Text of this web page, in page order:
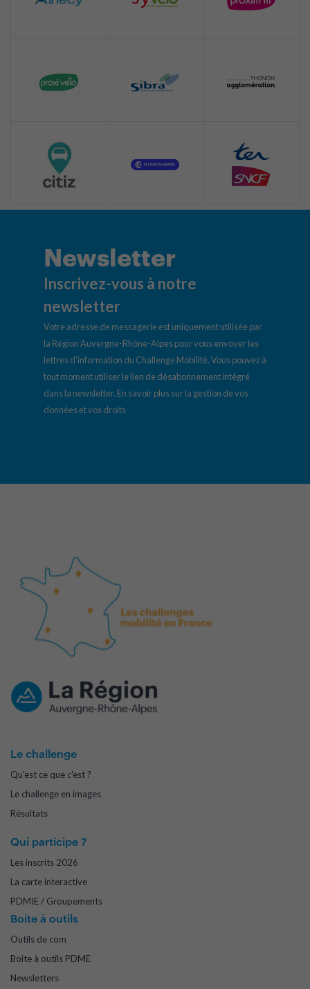
Newsletter
Inscrivez-vous à notre
newsletter
Votre adresse de messagerie est uniquement utilisée par
la Région Auvergne-Rhône-Alpes pour vous envoyer les
lettres d’information du Challenge Mobilité. Vous pouvez à
tout moment utiliser le lien de désabonnement intégré
dans la newsletter. En savoir plus sur la gestion de vos
données et vos droits
Le challenge
Qu'est ce que c'est ?
Le challenge en images
Résultats
Qui participe ?
Les inscrits 2026
La carte interactive
PDMIE / Groupements
Boite à outils
Outils de com
Boîte à outils PDME
Newsletters